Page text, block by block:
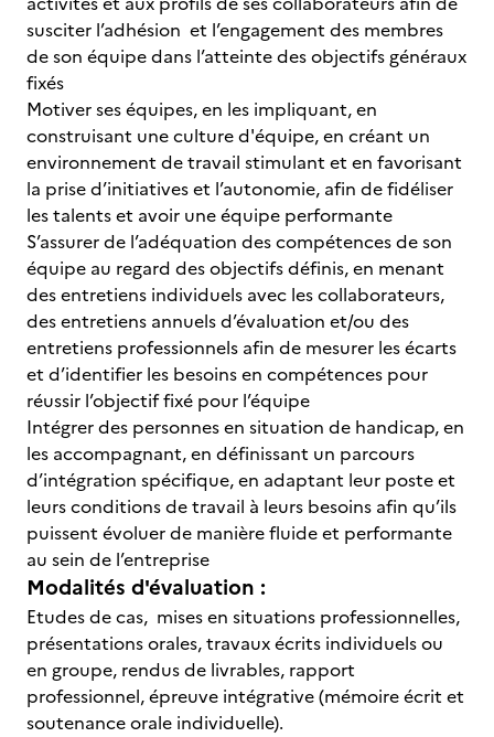
susciter l’adhésion et l’engagement des membres
de son équipe dans l’atteinte des objectifs généraux
fixés
Motiver ses équipes, en les impliquant, en
construisant une culture d'équipe, en créant un
environnement de travail stimulant et en favorisant
la prise d’initiatives et l’autonomie, afin de fidéliser
les talents et avoir une équipe performante
S’assurer de l’adéquation des compétences de son
équipe au regard des objectifs définis, en menant
des entretiens individuels avec les collaborateurs,
des entretiens annuels d’évaluation et/ou des
entretiens professionnels afin de mesurer les écarts
et d’identifier les besoins en compétences pour
réussir l’objectif fixé pour l’équipe
Intégrer des personnes en situation de handicap, en
les accompagnant, en définissant un parcours
d’intégration spécifique, en adaptant leur poste et
leurs conditions de travail à leurs besoins afin qu’ils
puissent évoluer de manière fluide et performante
au sein de l’entreprise
Modalités d'évaluation :
Etudes de cas, mises en situations professionnelles,
présentations orales, travaux écrits individuels ou
en groupe, rendus de livrables, rapport
professionnel, épreuve intégrative (mémoire écrit et
soutenance orale individuelle).